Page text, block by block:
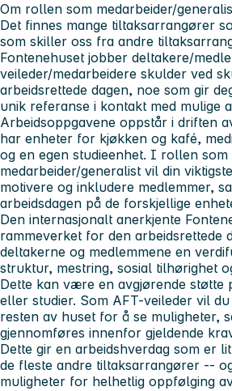
Om rollen som medarbeider/
Det finnes mange tiltaksarrangører
som skiller oss fra andre
Fontenehuset jobber deltakere/
veileder/medarbeidere skulder ved
arbeidsrettede dagen, noe som gir
unik referanse i kontakt med mulige
Arbeidsoppgavene oppstår i driften
har enheter for kjøkken og kafé,
og en egen studieenhet. I rollen som
medarbeider/generalist vil din
motivere og inkludere medlemmer,
arbeidsdagen på de forskjellige
Den internasjonalt anerkjente
rammeverket for den arbeidsrettede
deltakerne og medlemmene en
struktur, mestring, sosial tilhørighet
Dette kan være en avgjørende støtte
eller studier. Som AFT-veileder vil
resten av huset for å se muligheter,
gjennomføres innenfor gjeldende
Dette gir en arbeidshverdag som er
de fleste andre tiltaksarrangører --
muligheter for helhetlig oppfølging